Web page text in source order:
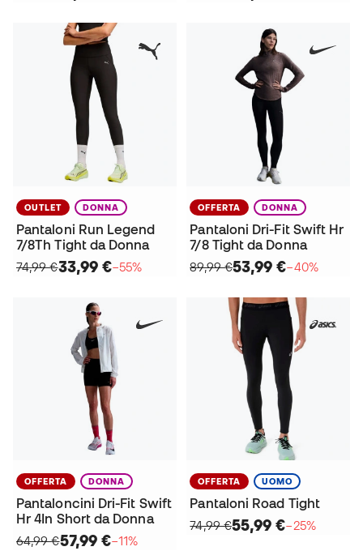
OUTLET DONNA
Pantaloni Run Legend
7/8Th Tight da Donna
74,99 €33,99 €−55%
OFFERTA DONNA
Pantaloni Dri-Fit Swift Hr
7/8 Tight da Donna
89,99 €53,99 €−40%
OFFERTA DONNA
Pantaloncini Dri-Fit Swift
Hr 4In Short da Donna
64,99 €57,99 €−11%
OFFERTA UOMO
Pantaloni Road Tight
74,99 €55,99 €−25%